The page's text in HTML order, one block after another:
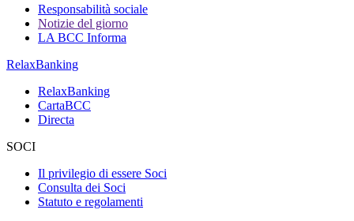
Responsabilità sociale
Notizie del giorno
LA BCC Informa
RelaxBanking
RelaxBanking
CartaBCC
Directa
SOCI
Il privilegio di essere Soci
Consulta dei Soci
Statuto e regolamenti